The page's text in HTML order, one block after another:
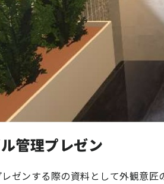
管理プレゼン
ゼンする際の資料として外観意匠